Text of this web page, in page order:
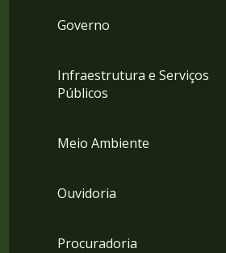
Governo
Infraestrutura e Serviços
Públicos
Meio Ambiente
Ouvidoria
Procuradoria